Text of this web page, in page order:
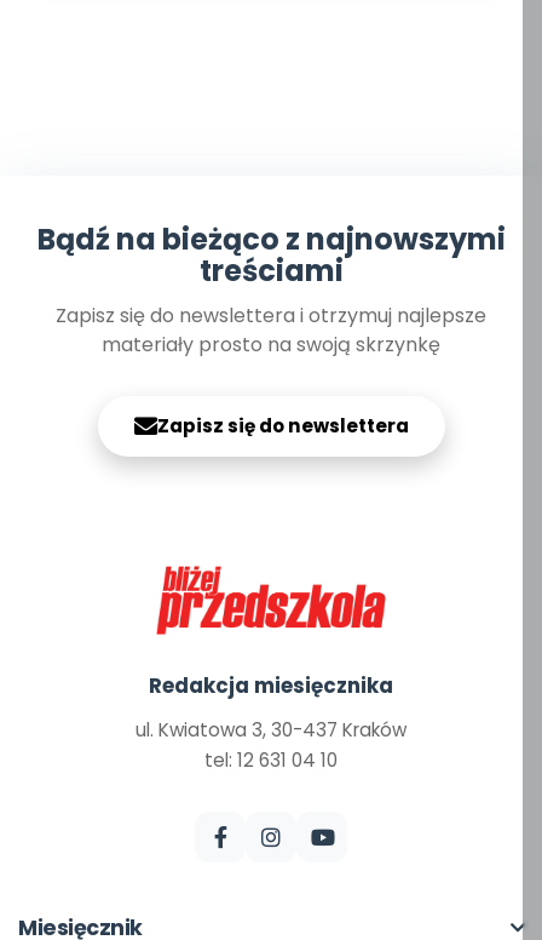
Bądź na bieżąco z najnowszymi
treściami
Zapisz się do newslettera i otrzymuj najlepsze
materiały prosto na swoją skrzynkę
Zapisz się do newslettera
Redakcja miesięcznika
ul. Kwiatowa 3, 30-437 Kraków
tel: 12 631 04 10
Miesięcznik